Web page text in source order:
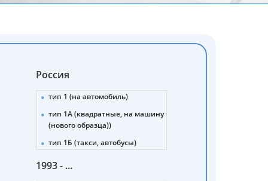
Россия
тип 1 (на автомобиль)
тип 1А (квадратные, на машину
(нового образца))
тип 1Б (такси, автобусы)
тип 2 (прицепы, полуприцепы)
1993 - ...